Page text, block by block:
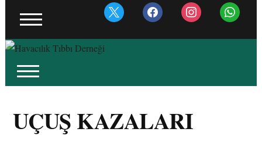
x facebook instagram whatsapp
UÇUŞ KAZALARI